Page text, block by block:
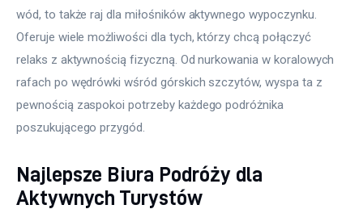
wód, to także raj dla miłośników aktywnego wypoczynku.
Oferuje wiele możliwości dla tych, którzy chcą połączyć
relaks z aktywnością fizyczną. Od nurkowania w koralowych
rafach po wędrówki wśród górskich szczytów, wyspa ta z
pewnością zaspokoi potrzeby każdego podróżnika
poszukującego przygód.
Najlepsze Biura Podróży dla
Aktywnych Turystów